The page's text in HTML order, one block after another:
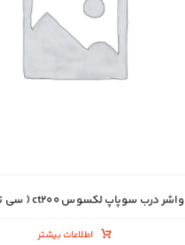
واشر درب سوپاپ لکسوس ct۲۰۰ ( سی تی ۲۰۰ )
اطلاعات بیشتر